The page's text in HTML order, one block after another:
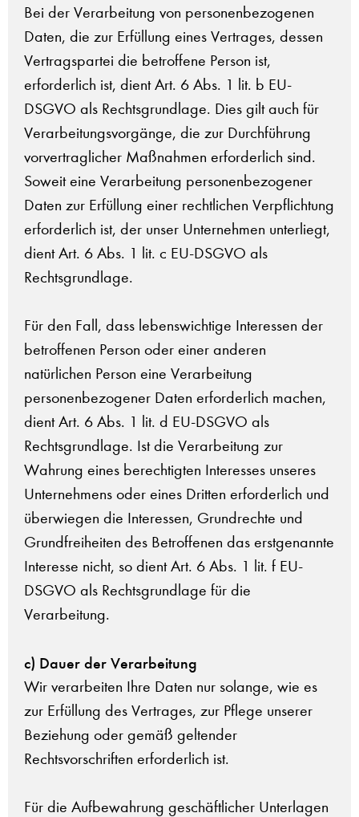
Bei der Verarbeitung von personenbezogenen
Daten, die zur Erfüllung eines Vertrages, dessen
Vertragspartei die betroffene Person ist,
erforderlich ist, dient Art. 6 Abs. 1 lit. b EU-
DSGVO als Rechtsgrundlage. Dies gilt auch für
Verarbeitungsvorgänge, die zur Durchführung
vorvertraglicher Maßnahmen erforderlich sind.
Soweit eine Verarbeitung personenbezogener
Daten zur Erfüllung einer rechtlichen Verpflichtung
erforderlich ist, der unser Unternehmen unterliegt,
dient Art. 6 Abs. 1 lit. c EU-DSGVO als
Rechtsgrundlage.
Für den Fall, dass lebenswichtige Interessen der
betroffenen Person oder einer anderen
natürlichen Person eine Verarbeitung
personenbezogener Daten erforderlich machen,
dient Art. 6 Abs. 1 lit. d EU-DSGVO als
Rechtsgrundlage. Ist die Verarbeitung zur
Wahrung eines berechtigten Interesses unseres
Unternehmens oder eines Dritten erforderlich und
überwiegen die Interessen, Grundrechte und
Grundfreiheiten des Betroffenen das erstgenannte
Interesse nicht, so dient Art. 6 Abs. 1 lit. f EU-
DSGVO als Rechtsgrundlage für die
Verarbeitung.
c) Dauer der Verarbeitung
Wir verarbeiten Ihre Daten nur solange, wie es
zur Erfüllung des Vertrages, zur Pflege unserer
Beziehung oder gemäß geltender
Rechtsvorschriften erforderlich ist.
Für die Aufbewahrung geschäftlicher Unterlagen